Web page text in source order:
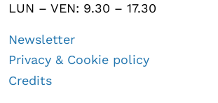
LUN – VEN: 9.30 – 17.30
Newsletter
Privacy & Cookie policy
Credits